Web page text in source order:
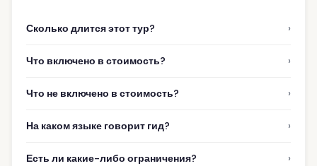
Сколько длится этот тур? ›
Что включено в стоимость? ›
Что не включено в стоимость? ›
На каком языке говорит гид? ›
Есть ли какие-либо ограничения? ›